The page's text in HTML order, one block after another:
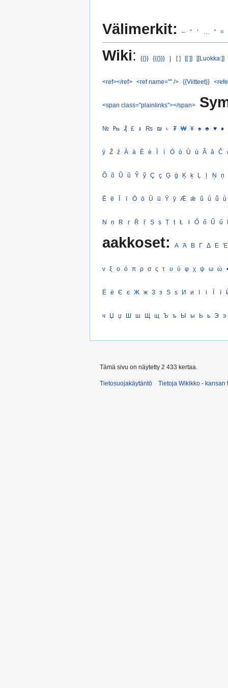
Välimerkit: – ” ’ ° ≈
Wiki: {{}} {{{}}} | [ ] [[ ]] [[Luokka:]]
<ref></ref> <ref name="" /> {{Viitteet}}
<span class="plainlinks"></span>
№ ₧ ₰ £ ៛ ₨ ₪ ৳ ₮ ₩ ¥ ♠ ♣ ♥ ♦
ý Ź ź À à È è Ì ì Ò ò Ù ù Â â Ĉ
Õ õ Ũ ũ Ỹ ỹ Ç ç Ģ ģ Ķ ķ Ļ ļ Ņ ņ
Ē ē Ī ī Ō ō Ū ū Ȳ ȳ Ǣ ǣ ǖ ǘ ǚ ǜ
Ṇ ṇ Ṛ ṛ Ṝ ṝ Ṣ ṣ Ṭ ṭ Ł ł Ő ő Ű ű
aakkoset: Α Ά Β Γ Δ Ε Έ
ν ξ ο ό π ρ σ ς τ υ ύ φ χ ψ ω ώ •
Ё ё Є є Ж ж З з Ѕ ѕ И и І і Ї ї
ч Џ џ Ш ш Щ щ Ъ ъ Ы ы Ь ь Э э
Tämä sivu on näytetty 2 433 kertaa.
Tietosuojakäytäntö Tietoja Wikikko - kansan